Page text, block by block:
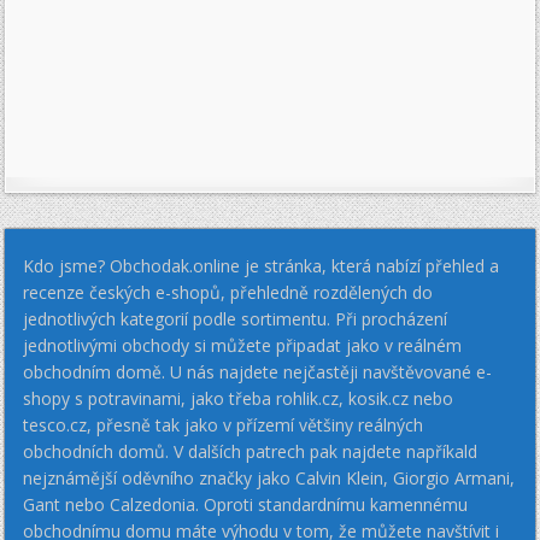
Kdo jsme? Obchodak.online je stránka, která nabízí přehled a
recenze českých e-shopů, přehledně rozdělených do
jednotlivých kategorií podle sortimentu. Při procházení
jednotlivými obchody si můžete připadat jako v reálném
obchodním domě. U nás najdete nejčastěji navštěvované e-
shopy s potravinami, jako třeba rohlik.cz, kosik.cz nebo
tesco.cz, přesně tak jako v přízemí většiny reálných
obchodních domů. V dalších patrech pak najdete napříkald
nejznámější oděvního značky jako Calvin Klein, Giorgio Armani,
Gant nebo Calzedonia. Oproti standardnímu kamennému
obchodnímu domu máte výhodu v tom, že můžete navštívit i